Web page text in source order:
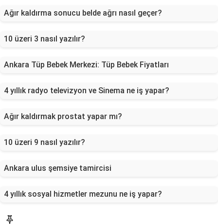
Ağır kaldırma sonucu belde ağrı nasıl geçer?
10 üzeri 3 nasıl yazılır?
Ankara Tüp Bebek Merkezi: Tüp Bebek Fiyatları
4 yıllık radyo televizyon ve Sinema ne iş yapar?
Ağır kaldırmak prostat yapar mı?
10 üzeri 9 nasıl yazılır?
Ankara ulus şemsiye tamircisi
4 yıllık sosyal hizmetler mezunu ne iş yapar?